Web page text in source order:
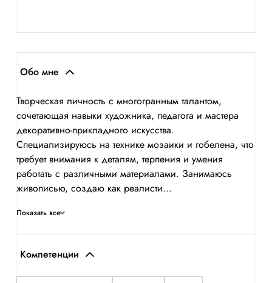
Обо мне
Творческая личность с многогранным талантом,
сочетающая навыки художника, педагога и мастера
декоративно-прикладного искусства.
Специализируюсь на технике мозаики и гобелена, что
требует внимания к деталям, терпения и умения
работать с различными материалами. Занимаюсь
живописью, создаю как реалисти...
Показать все
Компетенции